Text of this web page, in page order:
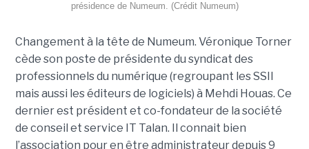
présidence de Numeum. (Crédit Numeum)
Changement à la tête de Numeum. Véronique Torner
cède son poste de présidente du syndicat des
professionnels du numérique (regroupant les SSII
mais aussi les éditeurs de logiciels) à Mehdi Houas. Ce
dernier est président et co-fondateur de la société
de conseil et service IT Talan. Il connait bien
l’association pour en être administrateur depuis 9